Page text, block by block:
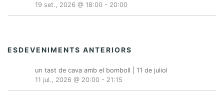
19 set., 2026 @ 18:00 - 20:00
ESDEVENIMENTS ANTERIORS
un tast de cava amb el bomboll | 11 de juliol
11 jul., 2026 @ 20:00 - 21:15